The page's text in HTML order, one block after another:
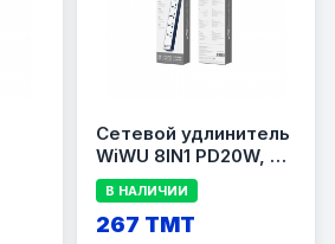
Сетевой удлинитель
WiWU 8IN1 PD20W, 4
розетки AC, 2×USB-
A, 2×USB-C
В НАЛИЧИИ
267 TMT